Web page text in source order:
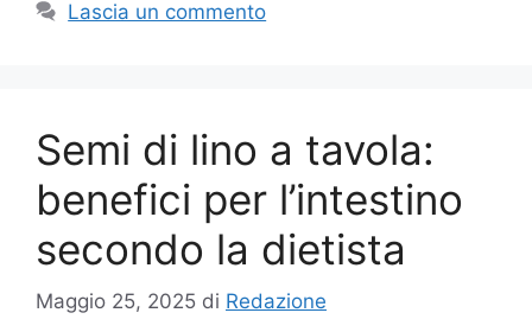
Lascia un commento
Semi di lino a tavola:
benefici per l’intestino
secondo la dietista
Maggio 25, 2025 di Redazione